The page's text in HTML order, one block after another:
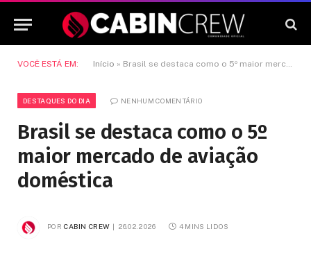
VOCÊ ESTÁ EM: Início » Brasil se destaca como o 5º maior mercado de aviação doméstica
DESTAQUES DO DIA NENHUM COMENTÁRIO
Brasil se destaca como o 5º
maior mercado de aviação
doméstica
POR CABIN CREW 26.02.2026 4 MINS LIDOS